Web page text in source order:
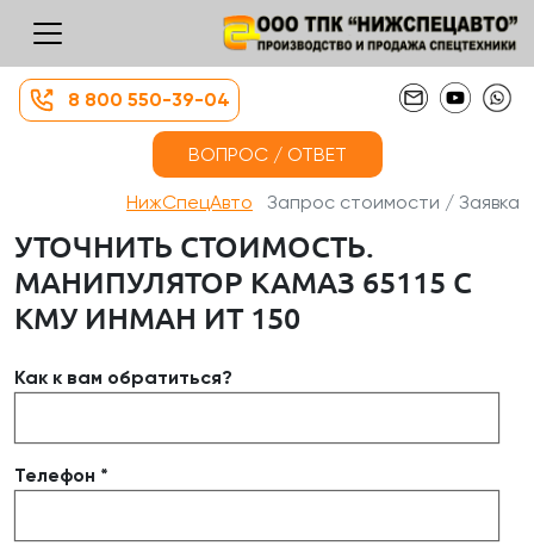
8 800 550-39-04
ВОПРОС / ОТВЕТ
НижСпецАвто Запрос стоимости / Заявка
УТОЧНИТЬ СТОИМОСТЬ.
МАНИПУЛЯТОР КАМАЗ 65115 С
КМУ ИНМАН ИТ 150
Как к вам обратиться?
Телефон *